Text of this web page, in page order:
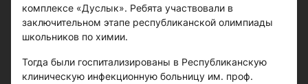
комплексе «Дуслык». Ребята участвовали в
заключительном этапе республиканской олимпиады
школьников по химии.
Тогда были госпитализированы в Республиканскую
клиническую инфекционную больницу им. проф.